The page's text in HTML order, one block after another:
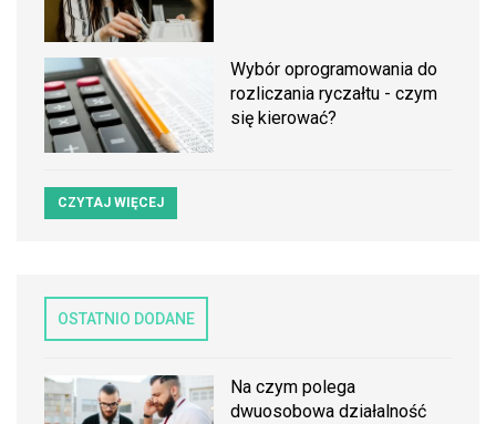
Wybór oprogramowania do
rozliczania ryczałtu - czym
się kierować?
CZYTAJ WIĘCEJ
OSTATNIO DODANE
Na czym polega
dwuosobowa działalność